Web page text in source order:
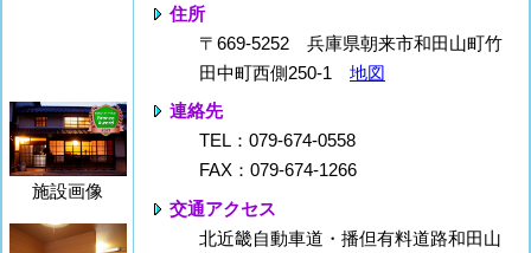
施設画像
住所
〒669-5252 兵庫県朝来市和田山町竹
田中町西側250-1 地図
連絡先
TEL：079-674-0558
FAX：079-674-1266
交通アクセス
北近畿自動車道・播但有料道路和田山